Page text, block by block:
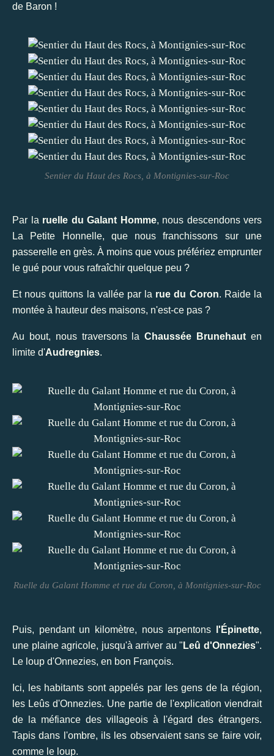
de Baron !
Sentier du Haut des Rocs, à Montignies-sur-Roc
Par la ruelle du Galant Homme, nous descendons vers
La Petite Honnelle, que nous franchissons sur une
passerelle en grès. À moins que vous préfériez emprunter
le gué pour vous rafraîchir quelque peu ?
Et nous quittons la vallée par la rue du Coron. Raide la
montée à hauteur des maisons, n'est-ce pas ?
Au bout, nous traversons laChaussée Brunehaut en
limite d'Audregnies.
Ruelle du Galant Homme et rue du Coron, à Montignies-sur-Roc
Puis, pendant un kilomètre, nous arpentons l'Épinette,
une plaine agricole, jusqu'à arriver au " Leû d'Onnezies".
Le loup d'Onnezies, en bon François.
Ici, les habitants sont appelés par les gens de la région,
les Leûs d'Onnezies. Une partie de l'explication viendrait
de la méfiance des villageois à l'égard des étrangers.
Tapis dans l'ombre, ils les observaient sans se faire voir,
comme le loup.